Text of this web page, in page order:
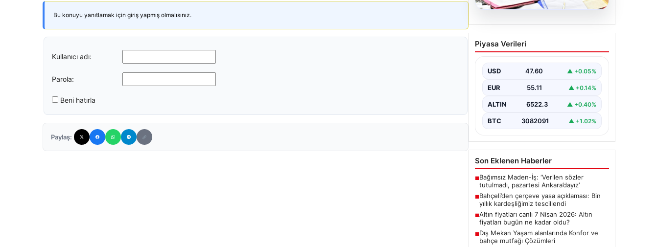
Bu konuyu yanıtlamak için giriş yapmış olmalısınız.
Kullanıcı adı:
Parola:
Beni hatırla
Paylaş:
05.08.2026
Bahçeli’den çerçeve yasa
açıklaması: Bin yıllık
Piyasa Verileri
USD 47.60 ▲ +0.05%
EUR 55.11 ▲ +0.14%
ALTIN 6522.3 ▲ +0.40%
BTC 3082091 ▲ +1.02%
Son Eklenen Haberler
■Bağımsız Maden-İş: ‘Verilen sözler
tutulmadı, pazartesi Ankara’dayız’
■Bahçeli’den çerçeve yasa açıklaması: Bin
yıllık kardeşliğimiz tescillendi
■Altın fiyatları canlı 7 Nisan 2026: Altın
fiyatları bugün ne kadar oldu?
■Dış Mekan Yaşam alanlarında Konfor ve
bahçe mutfağı Çözümleri